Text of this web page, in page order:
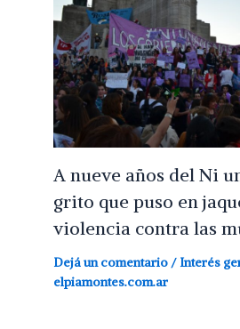
A nueve años del Ni
grito que puso en
violencia contra las
Dejá un comentario / Interés
elpiamontes.com.ar